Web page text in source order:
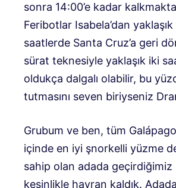
sonra 14:00’e kadar
Feribotlar Isabela’dan yaklaşık
saatlerde Santa Cruz’a geri
sürat teknesiyle yaklaşık iki
oldukça dalgalı olabilir, bu
tutmasını seven biriyseniz
Grubum ve ben, tüm
içinde en iyi şnorkelli yüzme
sahip olan adada geçirdiğimiz
kesinlikle hayran kaldık.